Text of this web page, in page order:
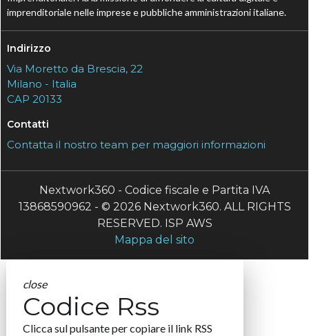
imprenditoriale nelle imprese e pubbliche amministrazioni italiane.
Indirizzo
Via Moretto da Brescia, 22
Milano - Italia
CAP 20133
Contatti
Contatta il nostro team per maggiori informazioni
Nextwork360 - Codice fiscale e Partita IVA
13868590962 - © 2026 Nextwork360. ALL RIGHTS
RESERVED. ISP AWS
Mappa del sito
close
Codice Rss
Clicca sul pulsante per copiare il link RSS